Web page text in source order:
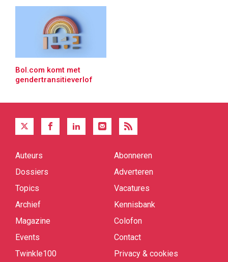
Bol.com komt met
gendertransitieverlof
Quick
Auteurs
Dossiers
Topics
Archief
Magazine
Events
Twinkle100
Abonneren
Adverteren
Vacatures
Kennisbank
Colofon
Contact
Privacy & cookies